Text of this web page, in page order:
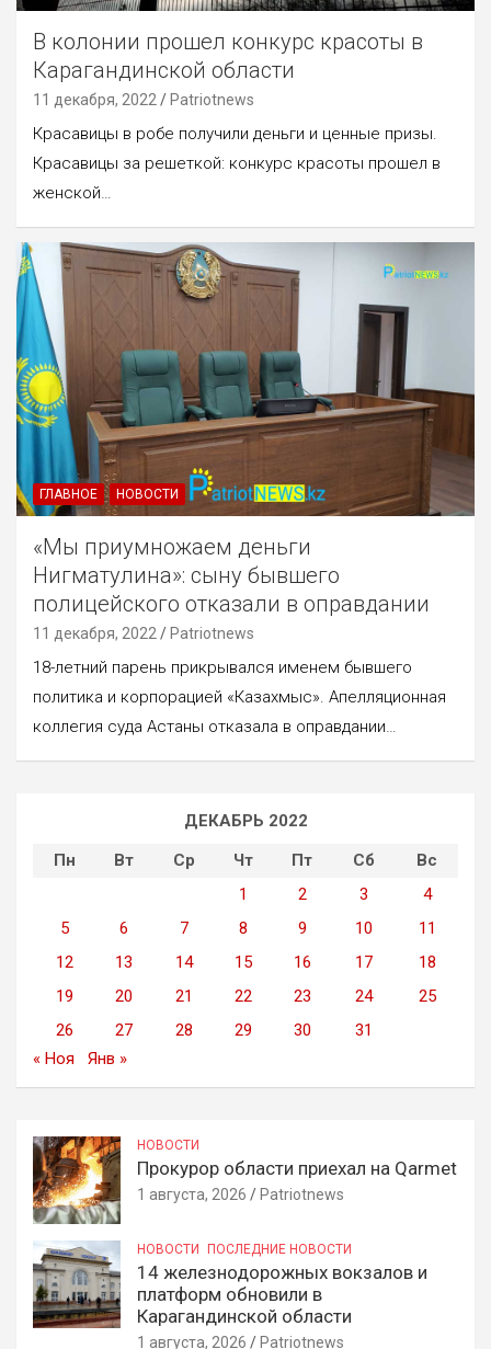
В колонии прошел конкурс красоты в
Карагандинской области
11 декабря, 2022 Patriotnews
Красавицы в робе получили деньги и ценные призы.
Красавицы за решеткой: конкурс красоты прошел в
женской…
ГЛАВНОЕ НОВОСТИ
«Мы приумножаем деньги
Нигматулина»: сыну бывшего
полицейского отказали в оправдании
11 декабря, 2022 Patriotnews
18-летний парень прикрывался именем бывшего
политика и корпорацией «Казахмыс». Апелляционная
коллегия суда Астаны отказала в оправдании…
ДЕКАБРЬ 2022
Пн
Вт Ср Чт Пт Сб
Вс
1
2 3
4
5
6 7 8 9 10
11
12
13 14 15 16 17
18
19
20 21 22 23 24
25
26
27 28 29 30
31
« Ноя
Янв »
НОВОСТИ
Прокурор области приехал на Qarmet
1 августа, 2026 Patriotnews
НОВОСТИ ПОСЛЕДНИЕ НОВОСТИ
14 железнодорожных вокзалов и
платформ обновили в
Карагандинской области
1 августа, 2026 Patriotnews